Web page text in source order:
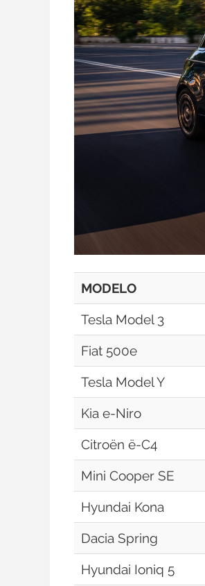
MODELO
Tesla Model 3
Fiat 500e
Tesla Model Y
Kia e-Niro
Citroën ë-C4
Mini Cooper SE
Hyundai Kona
Dacia Spring
Hyundai Ioniq 5